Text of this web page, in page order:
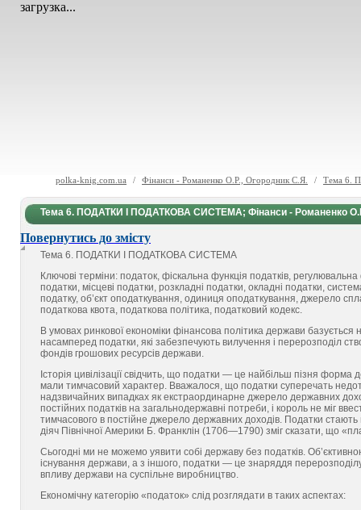
загрузка...
polka-knig.com.ua / Фінанси - Романенко О.Р., Огородник С.Я. / Тема 6.
Тема 6. ПОДАТКИ І ПОДАТКОВА СИСТЕМА; Фінанси - Романенко
Повернутись до змісту
Тема 6. ПОДАТКИ І ПОДАТКОВА СИСТЕМА
Ключові терміни: податок, фіскальна функція податків,
податки, місцеві подат­ки, розкладні податки, окладні податки,
податку, об’єкт оподаткування, одиниця оподаткування, джерело
податкова квота, податкова політика, податковий кодекс.
В умовах ринкової економіки фінансова політика держави
насамперед податки, які забезпечують вилучення і перерозподіл
фондів грошових ресурсів держави.
Історія цивілізації свідчить, що податки — це найбільш пізня
мали тимчасовий характер. Вважалося, що податки суперечать
надзвичайних випадках як екстраординарне джерело державних
постійних податків на загальнодержавні потреби, і король не міг
тимчасового в постійне джерело державних доходів. Податки
діяч Північної Америки Б. Франклін (1706—1790) зміг сказати, що
Сьогодні ми не можемо уявити собі державу без податків.
існування держави, а з іншого, податки — це знаряддя
впливу держави на суспільне виробництво.
Економічну категорію «податок» слід розглядати в таких аспектах: